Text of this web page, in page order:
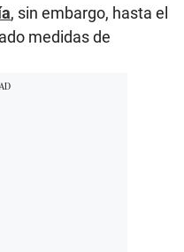
, sin embargo, hasta el
medidas de